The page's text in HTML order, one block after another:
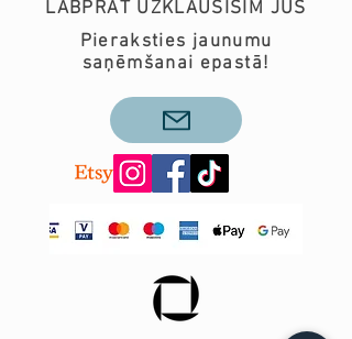
LABPRĀT UZKLAUSĪSIM JŪS
Pieraksties jaunumu
saņēmšanai epastā!